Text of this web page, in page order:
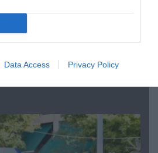
Data Access Privacy Policy
Η ανάρτηση του Αρκά για